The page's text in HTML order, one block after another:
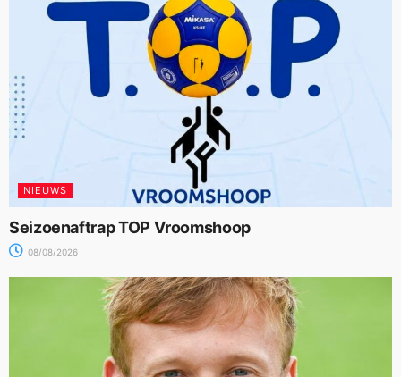
NIEUWS
Seizoenaftrap TOP Vroomshoop
08/08/2026